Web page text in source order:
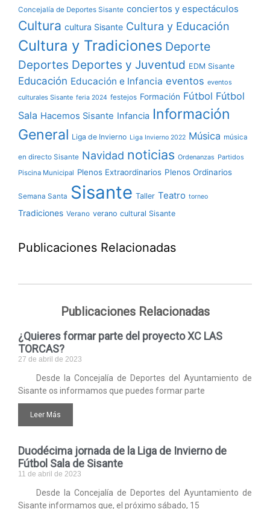
Concejalía de Deportes Sisante conciertos y espectáculos
Cultura cultura Sisante Cultura y Educación
Cultura y Tradiciones Deporte
Deportes Deportes y Juventud EDM Sisante
Educación Educación e Infancia eventos eventos
culturales Sisante feria 2024 festejos Formación Fútbol Fútbol
Sala Hacemos Sisante Infancia Información
General Liga de Invierno Liga Invierno 2022 Música música
en directo Sisante Navidad noticias Ordenanzas Partidos
Piscina Municipal Plenos Extraordinarios Plenos Ordinarios
Semana Santa Sisante Taller Teatro torneo
Tradiciones Verano verano cultural Sisante
Publicaciones Relacionadas
Publicaciones Relacionadas
¿Quieres formar parte del proyecto XC LAS
TORCAS?
27 de abril de 2023
Desde la Concejalía de Deportes del Ayuntamiento de
Sisante os informamos que puedes formar parte
Leer Más
Duodécima jornada de la Liga de Invierno de
Fútbol Sala de Sisante
11 de abril de 2023
Desde la Concejalía de Deportes del Ayuntamiento de
Sisante informamos que, el próximo sábado, 15